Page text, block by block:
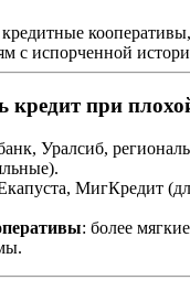
с испорченной
кредит при
Уралсиб,
МигКредит
: более